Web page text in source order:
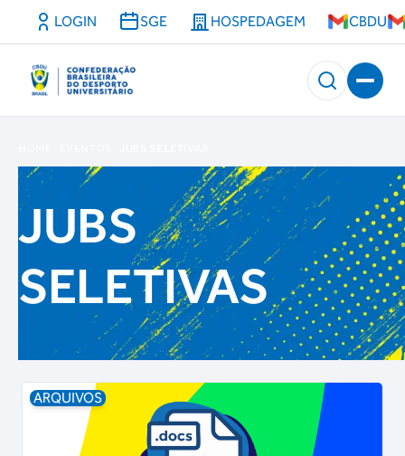
LOGIN SGE HOSPEDAGEM CBDU
JUBS
SELETIVAS
ARQUIVOS